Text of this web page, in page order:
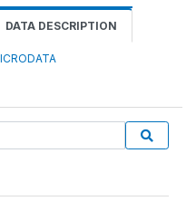
DATA DESCRIPTION